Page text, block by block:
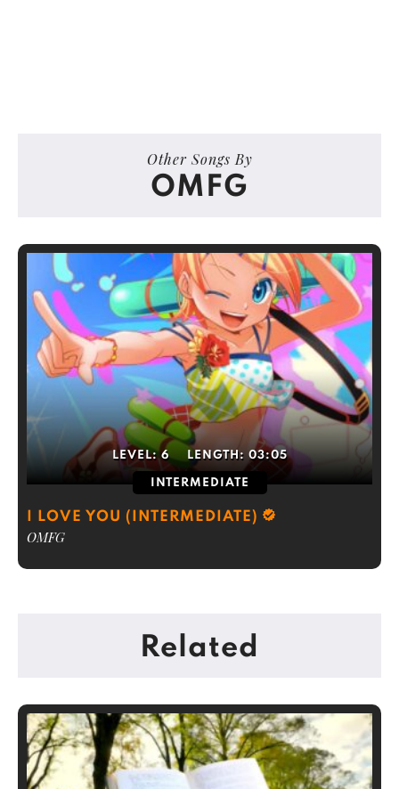
Other Songs By
OMFG
LEVEL: 6 LENGTH: 03:05
INTERMEDIATE
I LOVE YOU (INTERMEDIATE)
OMFG
Related